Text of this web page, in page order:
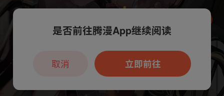
本章节仅支持App阅读，可打开App新用
户7天免费看
是否前往腾漫App继续阅读
立即前往
取消